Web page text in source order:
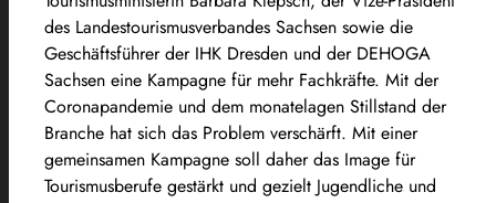
des Landestourismusverbandes Sachsen sowie die
Geschäftsführer der IHK Dresden und der DEHOGA
Sachsen eine Kampagne für mehr Fachkräfte. Mit der
Coronapandemie und dem monatelagen Stillstand der
Branche hat sich das Problem verschärft. Mit einer
gemeinsamen Kampagne soll daher das Image für
Tourismusberufe gestärkt und gezielt Jugendliche und